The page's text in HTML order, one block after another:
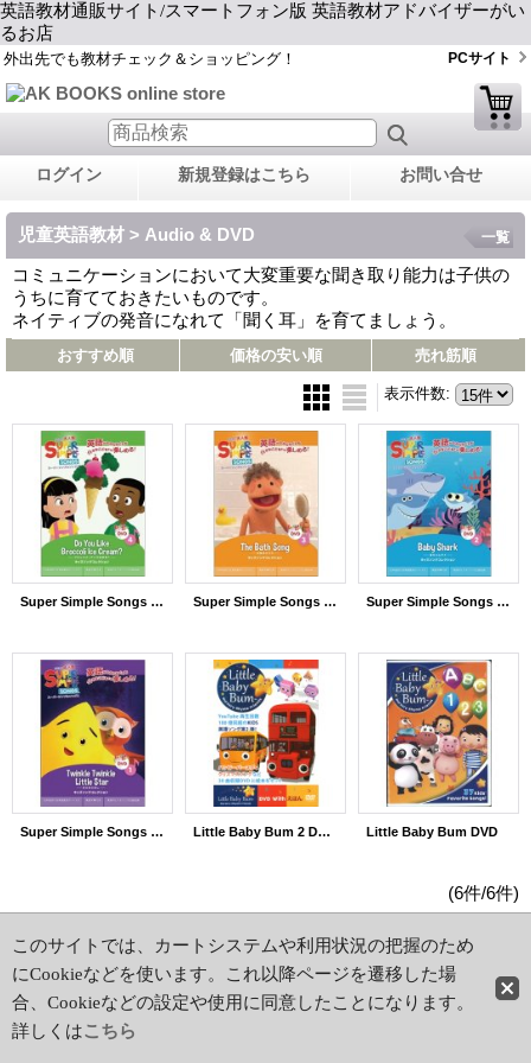
英語教材通販サイト/スマートフォン版 英語教材アドバイザーがい
るお店
外出先でも教材チェック＆ショッピング！ PCサイト
ログイン 新規登録はこちら お問い合せ
児童英語教材 > Audio & DVD
コミュニケーションにおいて大変重要な聞き取り能力は子供の
うちに育てておきたいものです。
ネイティブの発音になれて「聞く耳」を育てましょう。
一覧
おすすめ順 価格の安い順 売れ筋順
表示件数:
Super Simple Songs DVD: Do you like Broccoli Ice Cream? Super Simple Songs DVD: Bath Song Super Simple Songs DVD: Baby Shark
Super Simple Songs DVD: Twinkle Twinkle Little Stars Little Baby Bum 2 DVD& Book Little Baby Bum DVD
(6件/6件)
ホーム | ショッピングカート
特定商取引法表示 | 初めての方はこちら
PCサイト
Copyright(c)2012 AK Books. All Rights Reserved
このサイトでは、カートシステムや利用状況の把握のため
にCookieなどを使います。これ以降ページを遷移した場
合、Cookieなどの設定や使用に同意したことになります。
詳しくはこちら